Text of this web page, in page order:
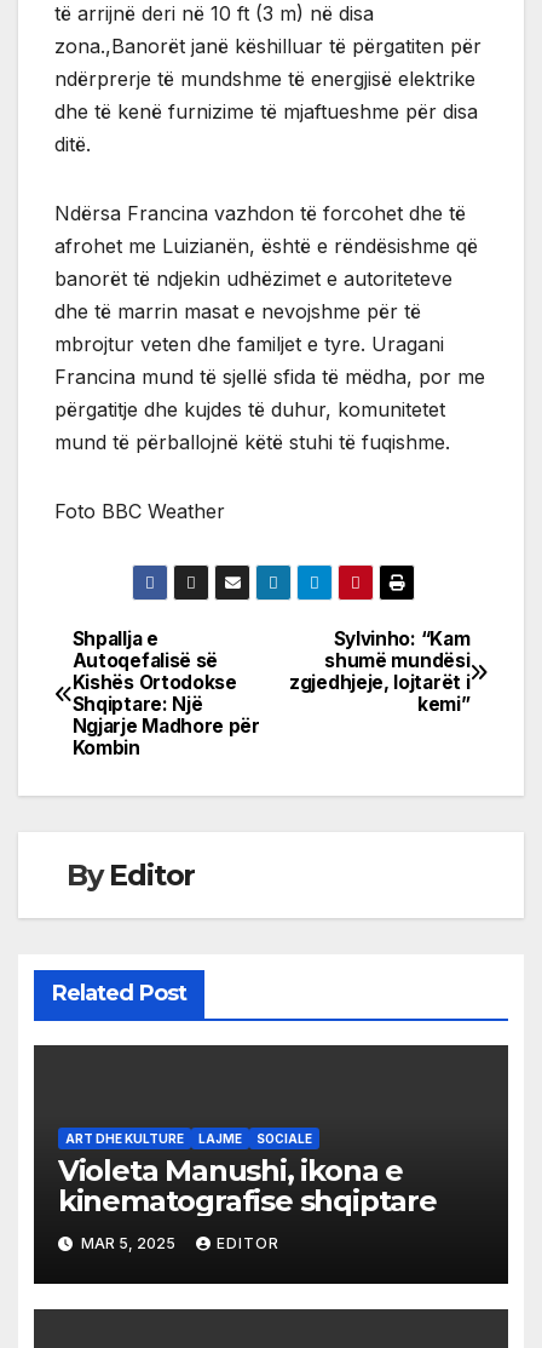
të arrijnë deri në 10 ft (3 m) në disa
zona.,Banorët janë këshilluar të përgatiten për
ndërprerje të mundshme të energjisë elektrike
dhe të kenë furnizime të mjaftueshme për disa
ditë.
Ndërsa Francina vazhdon të forcohet dhe të
afrohet me Luizianën, është e rëndësishme që
banorët të ndjekin udhëzimet e autoriteteve
dhe të marrin masat e nevojshme për të
mbrojtur veten dhe familjet e tyre. Uragani
Francina mund të sjellë sfida të mëdha, por me
përgatitje dhe kujdes të duhur, komunitetet
mund të përballojnë këtë stuhi të fuqishme.
Foto BBC Weather
Post
navigation
Sylvinho: “Kam
shumë mundësi
zgjedhjeje, lojtarët i
kemi”
Shpallja e
Autoqefalisë së
Kishës Ortodokse
Shqiptare: Një
Ngjarje Madhore për
Kombin
ByEditor
Related Post
ART DHE KULTURE LAJME SOCIALE
Violeta Manushi, ikona e
kinematografise shqiptare
MAR 5, 2025 EDITOR